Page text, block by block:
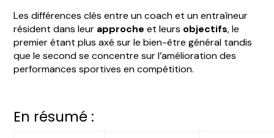
Les différences clés entre un coach et un entraîneur
résident dans leur approcheet leurs objectifs, le
premier étant plus axé sur le bien-être général tandis
que le second se concentre sur l’amélioration des
performances sportives en compétition.
En résumé :